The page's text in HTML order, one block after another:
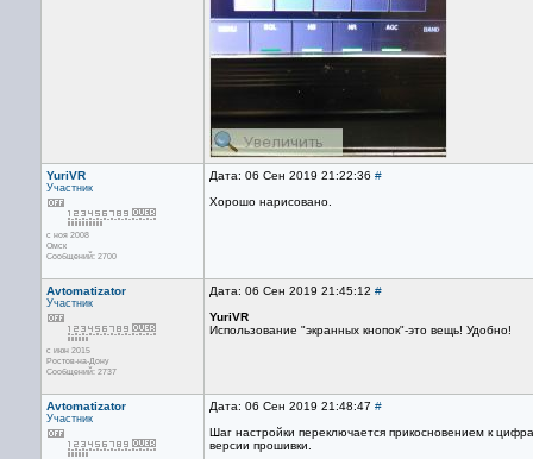
YuriVR
Участник
с ноя 2008
Омск
Сообщений: 2700
Дата: 06 Сен 2019 21:22:36 #
Хорошо нарисовано.
Avtomatizator
Участник
с июн 2015
Ростов-на-Дону
Сообщений: 2737
Дата: 06 Сен 2019 21:45:12 #
YuriVR
Использование "экранных кнопок"-это вещь! Удобно!
Avtomatizator
Участник
Дата: 06 Сен 2019 21:48:47 #
Шаг настройки переключается прикосновением к
версии прошивки.